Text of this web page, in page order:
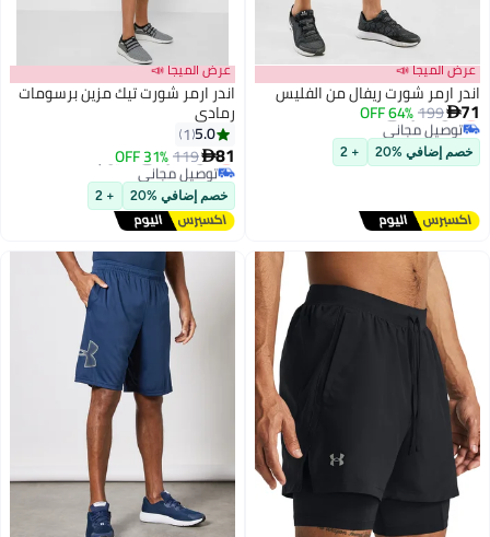
عرض الميجا 📣
اندر ارمر شورت ريفال من الفليس
71
199
64% OFF
أقل سعر في السنة
توصيل مجاني
أقل سعر في السنة
خصم إضافي %20 + 2
عرض الميجا 📣
اندر ارمر شورت تيك مزين برسومات
رمادي
5.0
1
81
119
31% OFF
أقل سعر في 30 يوم
توصيل مجاني
أقل سعر في 30 يوم
خصم إضافي %20 + 2